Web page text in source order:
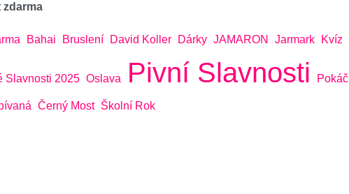
zdarma
Bahai Bruslení David Koller Dárky JAMARON Jarmark Kvíz
Slavnosti 2025 Oslava Pivní Slavnosti Pokáč
Černý Most Školní Rok